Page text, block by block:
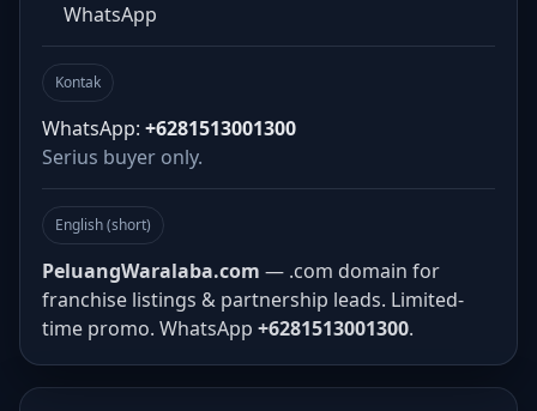
WhatsApp
Kontak
WhatsApp: +6281513001300
Serius buyer only.
English (short)
PeluangWaralaba.com — .com domain for
franchise listings & partnership leads. Limited-
time promo. WhatsApp +6281513001300.